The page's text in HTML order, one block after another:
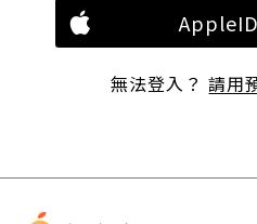
無法登入？請用